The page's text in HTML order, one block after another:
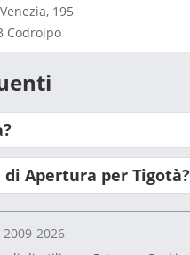
195
Codroipo
Apertura per Tigotà?
2026